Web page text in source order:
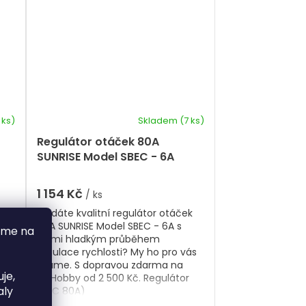
na
Regulátor otáček 80A
SUNRISE Model SBEC - 6A
Skladem (7 ks)
1 154 Kč / ks
Hledáte kvalitní regulátor otáček
80A SUNRISE Model SBEC - 6A s
velmi hladkým průběhem
regulace rychlosti? My ho pro vás
máme. S dopravou zdarma na
BigHobby od 2 500 Kč. Regulátor
(ESC 80A)